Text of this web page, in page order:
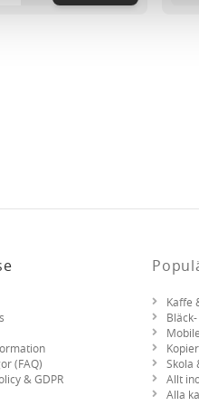
de har samlat in när du har
(FAQ)
& GDPR
Kaffe
Skola
Allt
Alla